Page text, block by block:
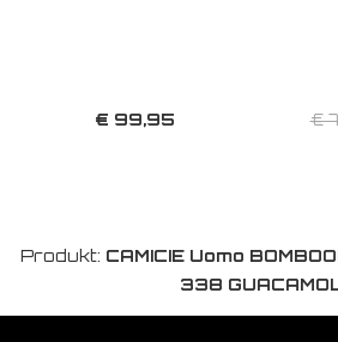
€ 99,95 €
Produkt: CAMICIE Uomo
338